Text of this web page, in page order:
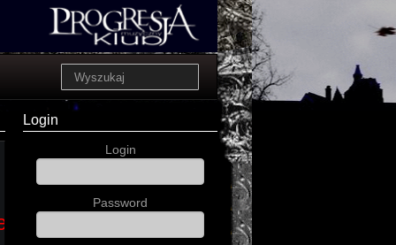
Login
Login
Password